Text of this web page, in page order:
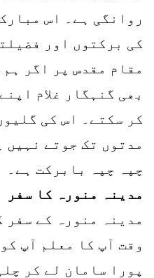
روانگی ہے۔ اس
کی برکتوں اور
مقام مقدس پر اگر
بھی گنہگار غلام
کر سکتے۔ اس کی
مدتوں تک جوتے نہیں
چپہ چپہ بابرکت ہے۔
مدینہ منورہ کا سفر
مدینہ منورہ کے سفر
وقت آپ کا معلم آپ
پورا سامان لے کر